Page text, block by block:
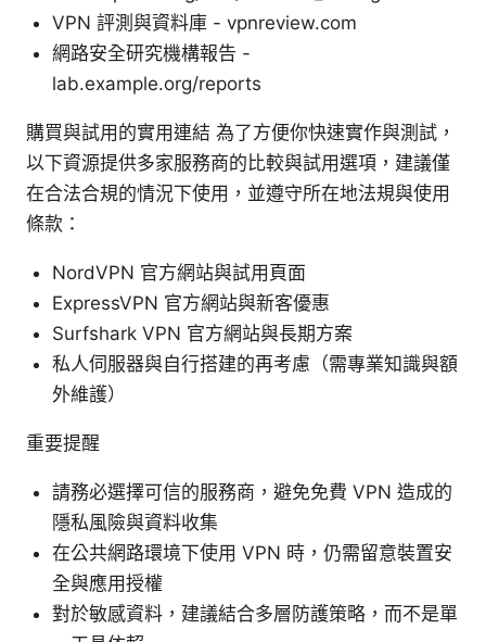
VPN 評測與資料庫 - vpnreview.com
網路安全研究機構報告 -
lab.example.org/reports
購買與試用的實用連結 為了方便你快速實作與測試，
以下資源提供多家服務商的比較與試用選項，建議僅
在合法合規的情況下使用，並遵守所在地法規與使用
條款：
NordVPN 官方網站與試用頁面
ExpressVPN 官方網站與新客優惠
Surfshark VPN 官方網站與長期方案
私人伺服器與自行搭建的再考慮（需專業知識與額
外維護）
重要提醒
請務必選擇可信的服務商，避免免費 VPN 造成的
隱私風險與資料收集
在公共網路環境下使用 VPN 時，仍需留意裝置安
全與應用授權
對於敏感資料，建議結合多層防護策略，而不是單